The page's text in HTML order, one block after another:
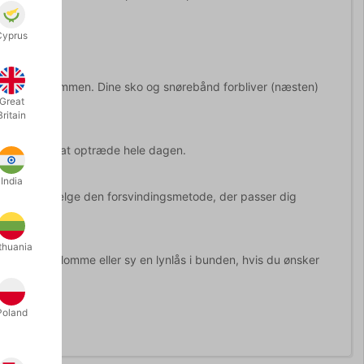
fast i lommen. Dine sko og snørebånd forbliver (næsten)
du klar til at optræde hele dagen.
kan frit vælge den forsvindingsmetode, der passer dig
en toplomme eller sy en lynlås i bunden, hvis du ønsker
Great
India